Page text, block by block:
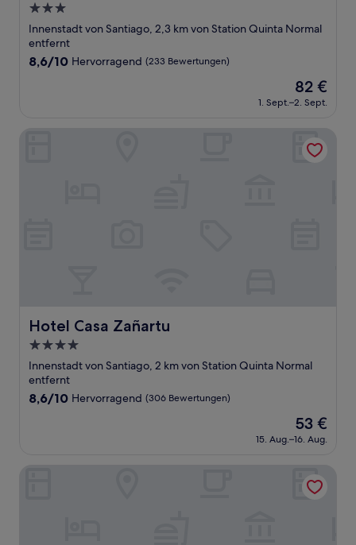
3.0-
Sterne-
Unterkunft
Innenstadt von Santiago, 2,3 km von Station Quinta Normal
entfernt
8.6
Bewertungen)
8,6/10 Hervorragend (233 Bewertungen)
Der
Preis
beträgt
82 €
1. Sept.–2. Sept.
Hotel Casa Zañartu
Hotel Casa Zañartu
4.0-
Sterne-
Unterkunft
Innenstadt von Santiago, 2 km von Station Quinta Normal
entfernt
8.6
Bewertungen)
8,6/10 Hervorragend (306 Bewertungen)
Der
Preis
beträgt
53 €
15. Aug.–16. Aug.